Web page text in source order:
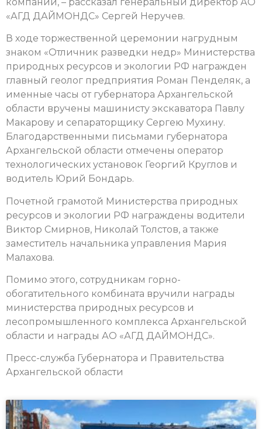
«АГД ДАЙМОНДС» Сергей Неручев.
В ходе торжественной церемонии нагрудным
знаком «Отличник разведки недр» Министерства
природных ресурсов и экологии РФ награжден
главный геолог предприятия Роман Пенделяк, а
именные часы от губернатора Архангельской
области вручены машинисту экскаватора Павлу
Макарову и сепараторщику Сергею Мухину.
Благодарственными письмами губернатора
Архангельской области отмечены оператор
технологических установок Георгий Круглов и
водитель Юрий Бондарь.
Почетной грамотой Министерства природных
ресурсов и экологии РФ награждены водители
Виктор Смирнов, Николай Толстов, а также
заместитель начальника управления Мария
Малахова.
Помимо этого, сотрудникам горно-
обогатительного комбината вручили награды
министерства природных ресурсов и
лесопромышленного комплекса Архангельской
области и награды АО «АГД ДАЙМОНДС».
Пресс-служба Губернатора и Правительства
Архангельской области